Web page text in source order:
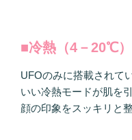
■冷熱（4－20℃）
UFOのみに搭載されて
いい冷熱モードが肌を
顔の印象をスッキリと